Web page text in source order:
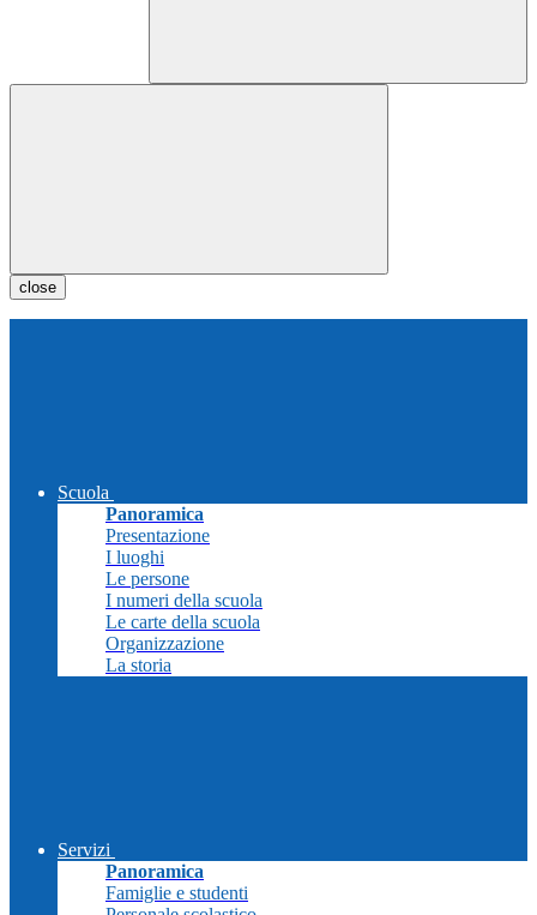
close
Scuola
Panoramica
Presentazione
I luoghi
Le persone
I numeri della scuola
Le carte della scuola
Organizzazione
La storia
Servizi
Panoramica
Famiglie e studenti